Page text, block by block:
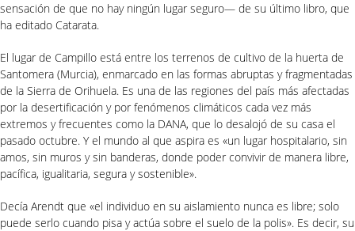
sensación de que no hay ningún lugar seguro— de su último libro, que
ha editado Catarata.
El lugar de Campillo está entre los terrenos de cultivo de la huerta de
Santomera (Murcia), enmarcado en las formas abruptas y fragmentadas
de la Sierra de Orihuela. Es una de las regiones del país más afectadas
por la desertificación y por fenómenos climáticos cada vez más
extremos y frecuentes como la DANA, que lo desalojó de su casa el
pasado octubre. Y el mundo al que aspira es «un lugar hospitalario, sin
amos, sin muros y sin banderas, donde poder convivir de manera libre,
pacífica, igualitaria, segura y sostenible».
Decía Arendt que «el individuo en su aislamiento nunca es libre; solo
puede serlo cuando pisa y actúa sobre el suelo de la polis». Es decir, su